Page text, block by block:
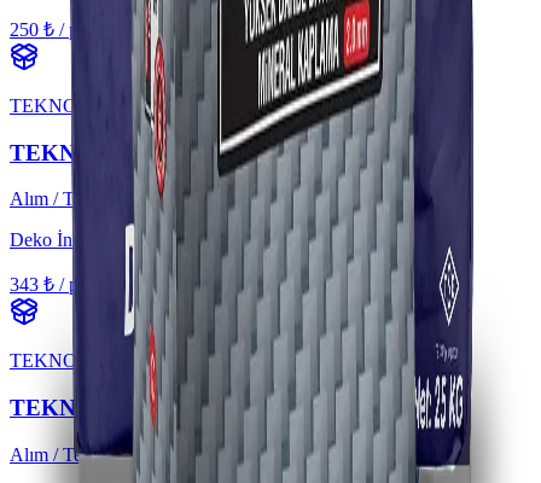
250 ₺ / paket'ten başlayan KDV hariç
TEKNO
TEKNODEKO İNCE (1,2 MM)
Alım / Teklif
Deko İnce
343 ₺ / paket'ten başlayan KDV hariç
TEKNO
TEKNODEKO KALIN (2 MM)
Alım / Teklif